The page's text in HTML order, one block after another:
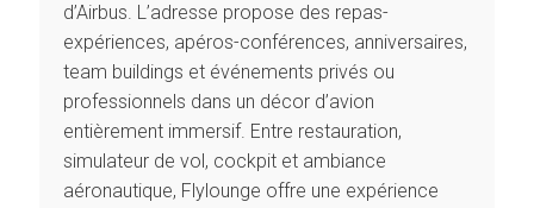
d’Airbus. L’adresse propose des repas-
expériences, apéros-conférences, anniversaires,
team buildings et événements privés ou
professionnels dans un décor d’avion
entièrement immersif. Entre restauration,
simulateur de vol, cockpit et ambiance
aéronautique, Flylounge offre une expérience